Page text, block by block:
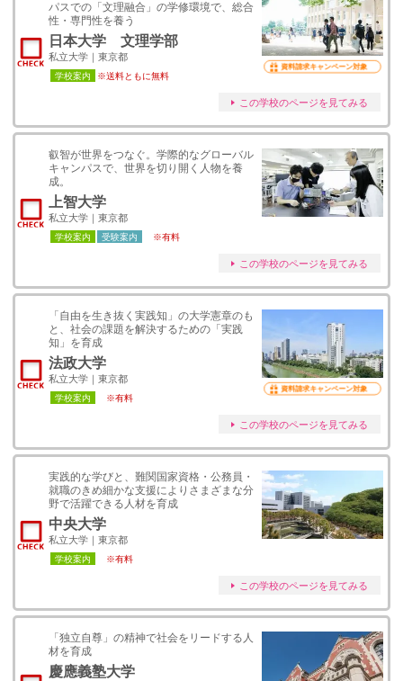
パスでの「文理融合」の学修環境で、総合
性・専門性を養う
日本大学 文理学部
私立大学｜東京都
学校案内 ※送料ともに無料
資料請求キャンペーン対象
この学校のページを見てみる
叡智が世界をつなぐ。学際的なグローバル
キャンパスで、世界を切り開く人物を養
成。
上智大学
私立大学｜東京都
学校案内 受験案内 ※有料
この学校のページを見てみる
「自由を生き抜く実践知」の大学憲章のも
と、社会の課題を解決するための「実践
知」を育成
法政大学
私立大学｜東京都
学校案内 ※有料
資料請求キャンペーン対象
この学校のページを見てみる
実践的な学びと、難関国家資格・公務員・
就職のきめ細かな支援によりさまざまな分
野で活躍できる人材を育成
中央大学
私立大学｜東京都
学校案内 ※有料
この学校のページを見てみる
「独立自尊」の精神で社会をリードする人
材を育成
慶應義塾大学